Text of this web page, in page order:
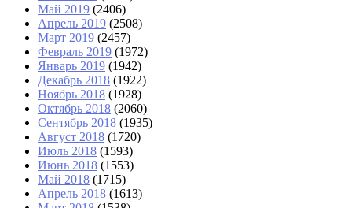
Май 2019 (2406)
Апрель 2019 (2508)
Март 2019 (2457)
Февраль 2019 (1972)
Январь 2019 (1942)
Декабрь 2018 (1922)
Ноябрь 2018 (1928)
Октябрь 2018 (2060)
Сентябрь 2018 (1935)
Август 2018 (1720)
Июль 2018 (1593)
Июнь 2018 (1553)
Май 2018 (1715)
Апрель 2018 (1613)